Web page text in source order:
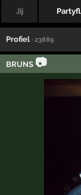
Jij
Profiel · 23889
BRUNS 📷